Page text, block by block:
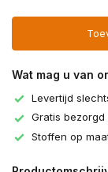
Wat mag u van
Levertijd
Gratis bezorgd
Stoffen op